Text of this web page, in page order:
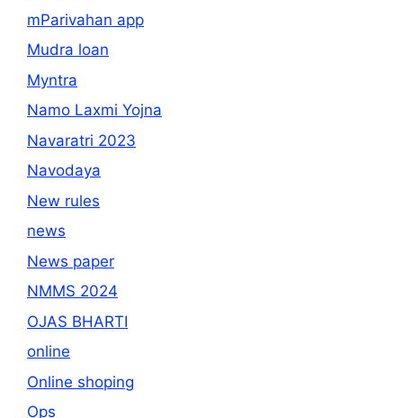
mParivahan app
Mudra loan
Myntra
Namo Laxmi Yojna
Navaratri 2023
Navodaya
New rules
news
News paper
NMMS 2024
OJAS BHARTI
online
Online shoping
Ops